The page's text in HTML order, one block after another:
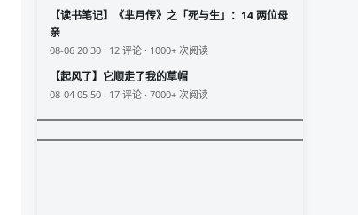
【读书笔记】《芈月传》之「死与生」：14 两位母
亲
08-06 20:30 · 12 评论 · 1000+ 次阅读
【起风了】它顺走了我的草帽
08-04 05:50 · 17 评论 · 7000+ 次阅读